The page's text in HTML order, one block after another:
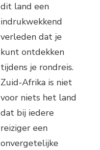
dit land een
indrukwekkend
verleden dat je
kunt ontdekken
tijdens je rondreis.
Zuid-Afrika is niet
voor niets het land
dat bij iedere
reiziger een
onvergetelijke